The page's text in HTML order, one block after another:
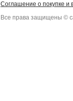
Соглашение о покупке и
Все права защищены ©